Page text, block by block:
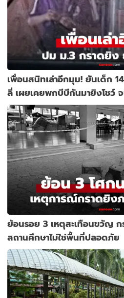
เพื่อนสนิทเล่าอีกมุม! ยันเด็ก
ลี่ เผยเคยพกบีบีกันมายิงโชว์
ย้อนรอย 3 เหตุสะเทือนขวัญ ก
สถานศึกษาไม่ใช่พื้นที่ปลอดภัย